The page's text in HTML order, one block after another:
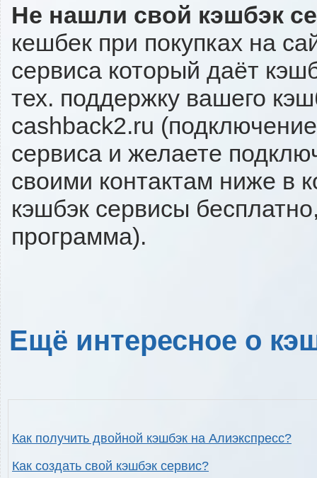
Не нашли свой кэшбэк
кешбек при покупках на
сервиса который даёт
тех. поддержку вашего
cashback2.ru
сервиса и желаете
своими контактам ниже в
кэшбэк сервисы
программа).
Ещё интересное о
Как получить двойной кэшбэк на Алиэкспресс?
Как создать свой кэшбэк сервис?